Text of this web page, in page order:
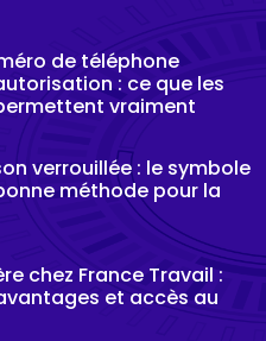
de téléphone
: ce que les
vraiment
verrouillée : le symbole
méthode pour la
chez France Travail :
et accès au